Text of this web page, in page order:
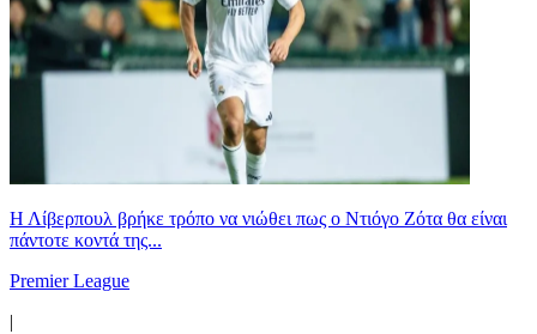
Η Λίβερπουλ βρήκε τρόπο να νιώθει πως ο Ντιόγο Ζότα θα είναι
πάντοτε κοντά της...
Premier League
|